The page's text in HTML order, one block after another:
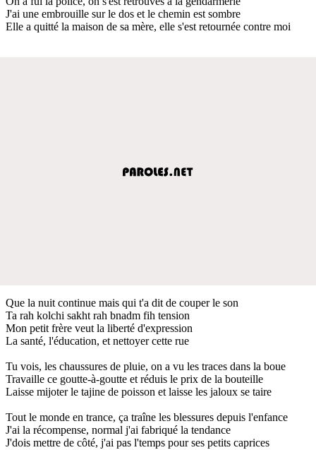
J'ai une embrouille sur le dos et le chemin est sombre
Elle a quitté la maison de sa mère, elle s'est retournée contre moi
Que la nuit continue mais qui t'a dit de couper le son
Ta rah kolchi sakht rah bnadm fih tension
Mon petit frère veut la liberté d'expression
La santé, l'éducation, et nettoyer cette rue
Tu vois, les chaussures de pluie, on a vu les traces dans la boue
Travaille ce goutte-à-goutte et réduis le prix de la bouteille
Laisse mijoter le tajine de poisson et laisse les jaloux se taire
Tout le monde en trance, ça traîne les blessures depuis l'enfance
J'ai la récompense, normal j'ai fabriqué la tendance
J'dois mettre de côté, j'ai pas l'temps pour ses petits caprices